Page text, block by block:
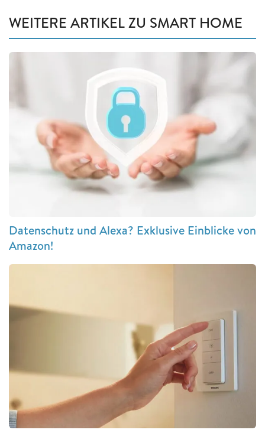
WEITERE ARTIKEL ZU SMART HOME
Datenschutz und Alexa? Exklusive Einblicke von
Amazon!